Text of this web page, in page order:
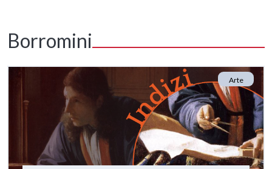
Borromini
Arte